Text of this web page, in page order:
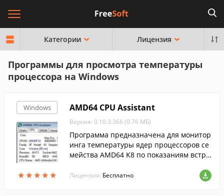
Категории Лицензия
Программы для просмотра температуры
процессора на Windows
Windows
★★★★★
★★★★★
AMD64 CPU Assistant
Версия: 0.10.3.366 (0.76 МБ)
Программа предназначена для монитор
инга температуры ядер процессоров се
мейства AMD64 K8 по показаниям встро
в трее температуры ядра, загрузки проц
Лицензия: Бесплатно